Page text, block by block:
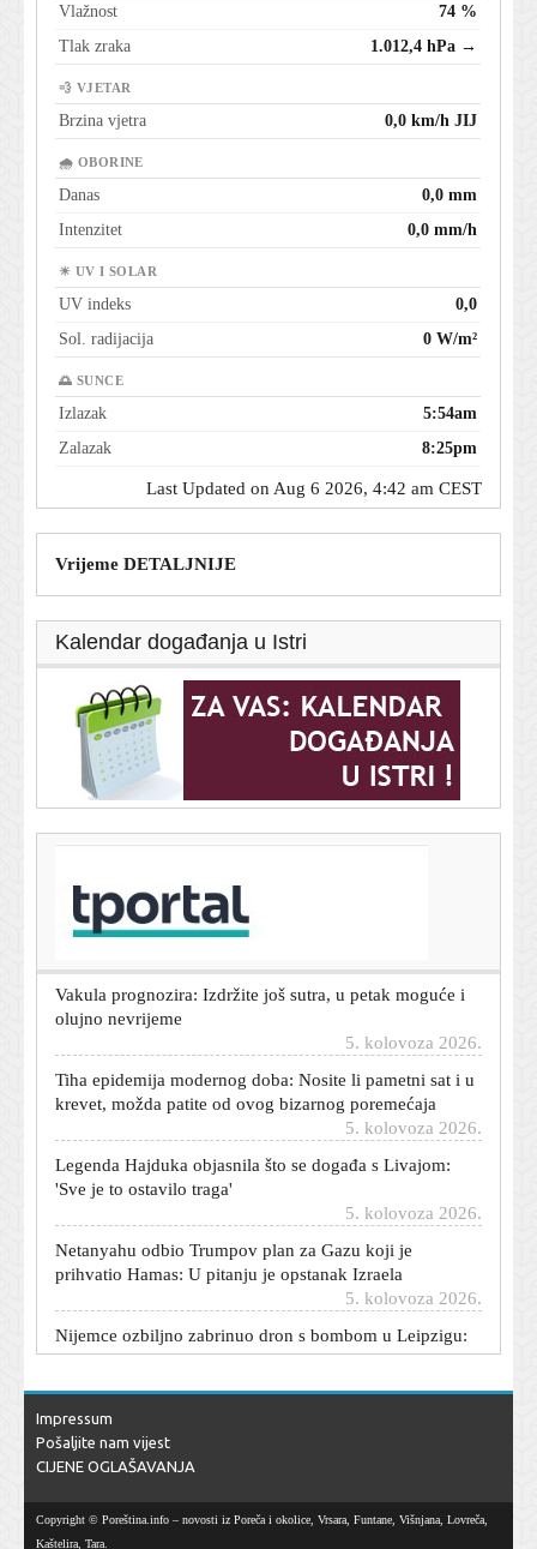
Vlažnost
74 %
Tlak zraka
1.012,4 hPa →
💨 VJETAR
Brzina vjetra 0,0 km/h JIJ
🌧 OBORINE
Danas
0,0 mm
Intenzitet
0,0 mm/h
☀ UV I SOLAR
UV indeks
0,0
Sol. radijacija
0 W/m²
🌅 SUNCE
Izlazak
5:54am
Zalazak
8:25pm
Last Updated on Aug 6 2026, 4:42 am CEST
Vrijeme DETALJNIJE
Kalendar događanja u Istri
T-portal.hr
Dnevni horoskop za 6. kolovoza 2026. - što vam
zvijezde danas donose
Vakula prognozira: Izdržite još sutra, u petak moguće i
olujno nevrijeme
Tiha epidemija modernog doba: Nosite li pametni sat i u
krevet, možda patite od ovog bizarnog poremećaja
5. kolovoza 2026.
Legenda Hajduka objasnila što se događa s Livajom:
'Sve je to ostavilo traga'
Netanyahu odbio Trumpov plan za Gazu koji je
prihvatio Hamas: U pitanju je opstanak Izraela
5. kolovoza 2026.
Nijemce ozbiljno zabrinuo dron s bombom u Leipzigu:
'Bio je to hibridni napad'
'Neki su dobili previše, neki premalo': Što kažu branitelji
o čestitki iz vlade?
izračunati koliko vam vode treba na plus 35
5. kolovoza 2026.
Impressum
Pošaljite nam vijest
CIJENE OGLAŠAVANJA
Copyright © Poreština.info – novosti iz Poreča i okolice, Vrsara, Funtane, Višnjana, Lovreča,
Kaštelira, Tara.